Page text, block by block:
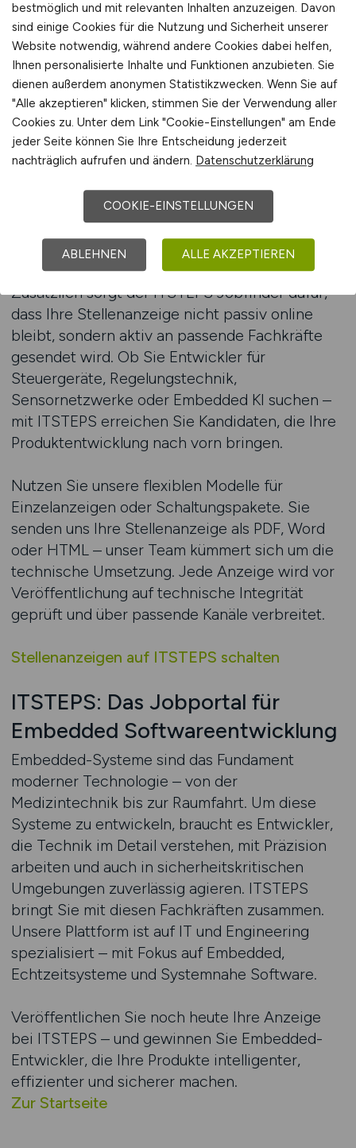
Recruiting ist
Die Rekrutierung von Embedded-Experten stellt
viele Unternehmen vor Herausforderungen.
Allgemeine Jobbörsen liefern zu viele
unpassende Bewerbungen. ITSTEPS bietet eine
technikorientierte Zielgruppenansprache, eine
hohe Reichweite in der Embedded-Community
und effiziente Prozesse. Ihre Anzeige erscheint
innerhalb eines Tages – mobiloptimiert,
inklusive Logo und direkter Verlinkung zu Ihrer
Firmenwebseite.
Zusätzlich sorgt der ITSTEPS Jobfinder dafür,
dass Ihre Stellenanzeige nicht passiv online
bleibt, sondern aktiv an passende Fachkräfte
gesendet wird. Ob Sie Entwickler für
Steuergeräte, Regelungstechnik,
Sensornetzwerke oder Embedded KI suchen –
mit ITSTEPS erreichen Sie Kandidaten, die Ihre
Produktentwicklung nach vorn bringen.
Nutzen Sie unsere flexiblen Modelle für
Einzelanzeigen oder Schaltungspakete. Sie
senden uns Ihre Stellenanzeige als PDF, Word
oder HTML – unser Team kümmert sich um die
technische Umsetzung. Jede Anzeige wird vor
Veröffentlichung auf technische Integrität
geprüft und über passende Kanäle verbreitet.
Stellenanzeigen auf ITSTEPS schalten
ITSTEPS: Das Jobportal für
Embedded Softwareentwicklung
Embedded-Systeme sind das Fundament
moderner Technologie – von der
Medizintechnik bis zur Raumfahrt. Um diese
Systeme zu entwickeln, braucht es Entwickler,
die Technik im Detail verstehen, mit Präzision
arbeiten und auch in sicherheitskritischen
Umgebungen zuverlässig agieren. ITSTEPS
bringt Sie mit diesen Fachkräften zusammen.
Unsere Plattform ist auf IT und Engineering
spezialisiert – mit Fokus auf Embedded,
Echtzeitsysteme und Systemnahe Software.
Veröffentlichen Sie noch heute Ihre Anzeige
bei ITSTEPS – und gewinnen Sie Embedded-
Entwickler, die Ihre Produkte intelligenter,
effizienter und sicherer machen.
Zur Startseite
bestmöglich und mit relevanten Inhalten anzuzeigen. Davon
sind einige Cookies für die Nutzung und Sicherheit unserer
Website notwendig, während andere Cookies dabei helfen,
Ihnen personalisierte Inhalte und Funktionen anzubieten. Sie
dienen außerdem anonymen Statistikzwecken. Wenn Sie auf
"Alle akzeptieren" klicken, stimmen Sie der Verwendung aller
Cookies zu. Unter dem Link "Cookie-Einstellungen" am Ende
jeder Seite können Sie Ihre Entscheidung jederzeit
nachträglich aufrufen und ändern. Datenschutzerklärung
COOKIE-EINSTELLUNGEN
ABLEHNEN ALLE AKZEPTIEREN